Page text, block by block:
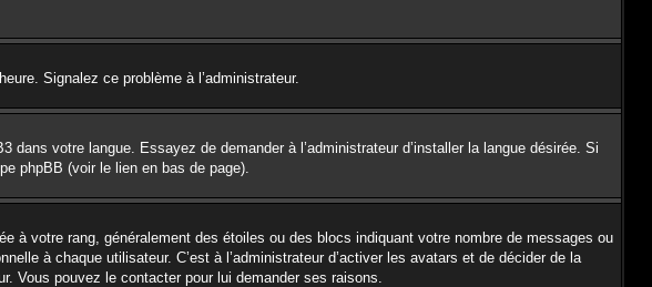
Signalez ce problème à l’administrateur.
dans votre langue. Essayez de demander à l’administrateur d’installer la langue désirée. Si
phpBB (voir le lien en bas de page).
à votre rang, généralement des étoiles ou des blocs indiquant votre nombre de messages ou
à chaque utilisateur. C’est à l’administrateur d’activer les avatars et de décider de la
Vous pouvez le contacter pour lui demander ses raisons.